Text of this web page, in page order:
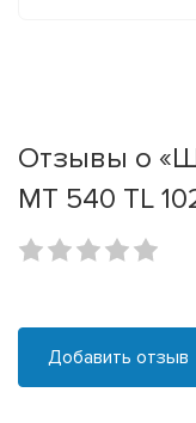
Отзывы о
MT 540 TL
Добавить отзыв